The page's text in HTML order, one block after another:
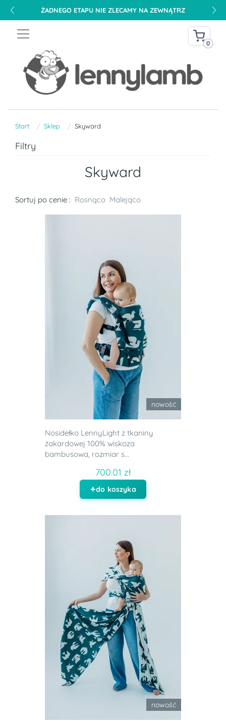
ŻADNEGO ETAPU NIE ZLECAMY NA ZEWNĄTRZ
0
Start Sklep Skyward
Filtry
Skyward
Sortuj po cenie : Rosnąco Malejąco
nowość
Nosidełko LennyLight z tkaniny
żakardowej 100% wiskoza
bambusowa, rozmiar s...
700.01 zł
do koszyka
nowość